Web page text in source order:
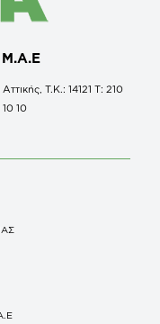
Τ.Κ.: 14121 Τ: 210
10